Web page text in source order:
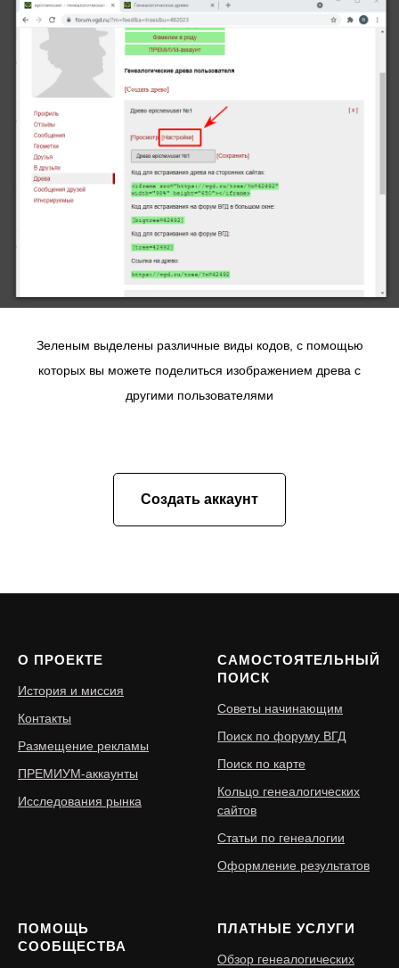
Зеленым выделены различные виды кодов, с помощью
которых вы можете поделиться изображением древа с
другими пользователями
Создать аккаунт
О ПРОЕКТЕ
История и миссия
Контакты
Размещение рекламы
ПРЕМИУМ-аккаунты
Исследования рынка
САМОСТОЯТЕЛЬНЫЙ
ПОИСК
Советы начинающим
Поиск по форуму ВГД
Поиск по карте
Кольцо генеалогических
сайтов
Статьи по генеалогии
Оформление результатов
ПОМОЩЬ
СООБЩЕСТВА
ПЛАТНЫЕ УСЛУГИ
Обзор генеалогических